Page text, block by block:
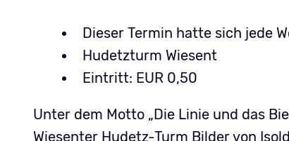
Dieser Termin hatte sich jede
Hudetzturm Wiesent
Eintritt: EUR 0,50
Unter dem Motto „Die Linie und das
Wiesenter Hudetz-Turm Bilder von